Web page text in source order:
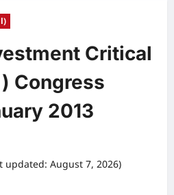
Critical
Congress
2013
updated: August 7, 2026)